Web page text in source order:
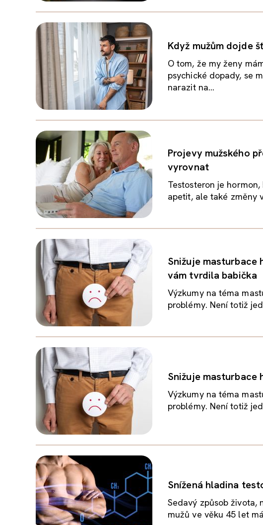
Když mužům dojde
O tom, že my ženy
psychické dopady, se
narazit na...
Projevy mužského
vyrovnat
Testosteron je
apetit, ale také změny
Snižuje masturbace
vám tvrdila babička
Výzkumy na téma
problémy. Není totiž
Snižuje
Výzkumy na téma
problémy. Není totiž
Snížená hladina
Sedavý způsob života,
mužů ve věku 45 let